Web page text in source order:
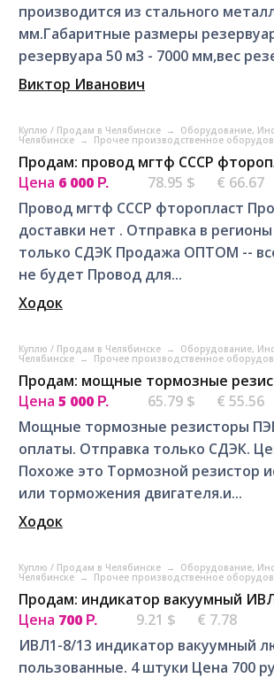
производится из стального
мм.Габаритные размеры
резервуара 50 м3 - 7000 мм,вес
Виктор Иванович
Куплю / Продам в Челябинске → Оборудование,
Челябинске → Прочее производственное
Продам: провод мгтф СССР
Цена 6 000 Р. 78.95 $
€ 66.67
Провод мгтф СССР фторопласт
доставки нет . Отправка в
только СДЭК Продажа ОПТОМ --
не будет Провод для...
Ходок
Куплю / Продам в Челябинске → Оборудование,
Челябинске → Прочее производственное
Продам: мощные тормозные
Цена 5 000 Р. 65.79 $
€ 55.56
Мощные тормозные резисторы
оплаты. Отправка только СДЭК.
Похоже это Тормозной резистор
или торможения двигателя.и...
Ходок
Куплю / Продам в Челябинске → Оборудование,
Челябинске → Прочее производственное
Продам: индикатор вакуумный
Цена 700 Р. 9.21 $
€ 7.78
ИВЛ1-8/13 индикатор вакуумный
пользованные. 4 штуки Цена 700